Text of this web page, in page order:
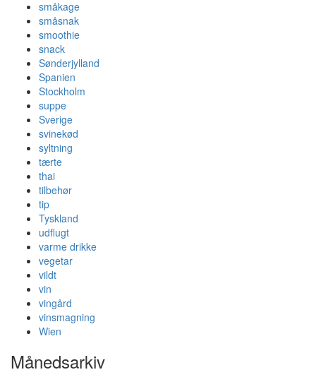
småkage
småsnak
smoothie
snack
Sønderjylland
Spanien
Stockholm
suppe
Sverige
svinekød
syltning
tærte
thai
tilbehør
tip
Tyskland
udflugt
varme drikke
vegetar
vildt
vin
vingård
vinsmagning
Wien
Månedsarkiv